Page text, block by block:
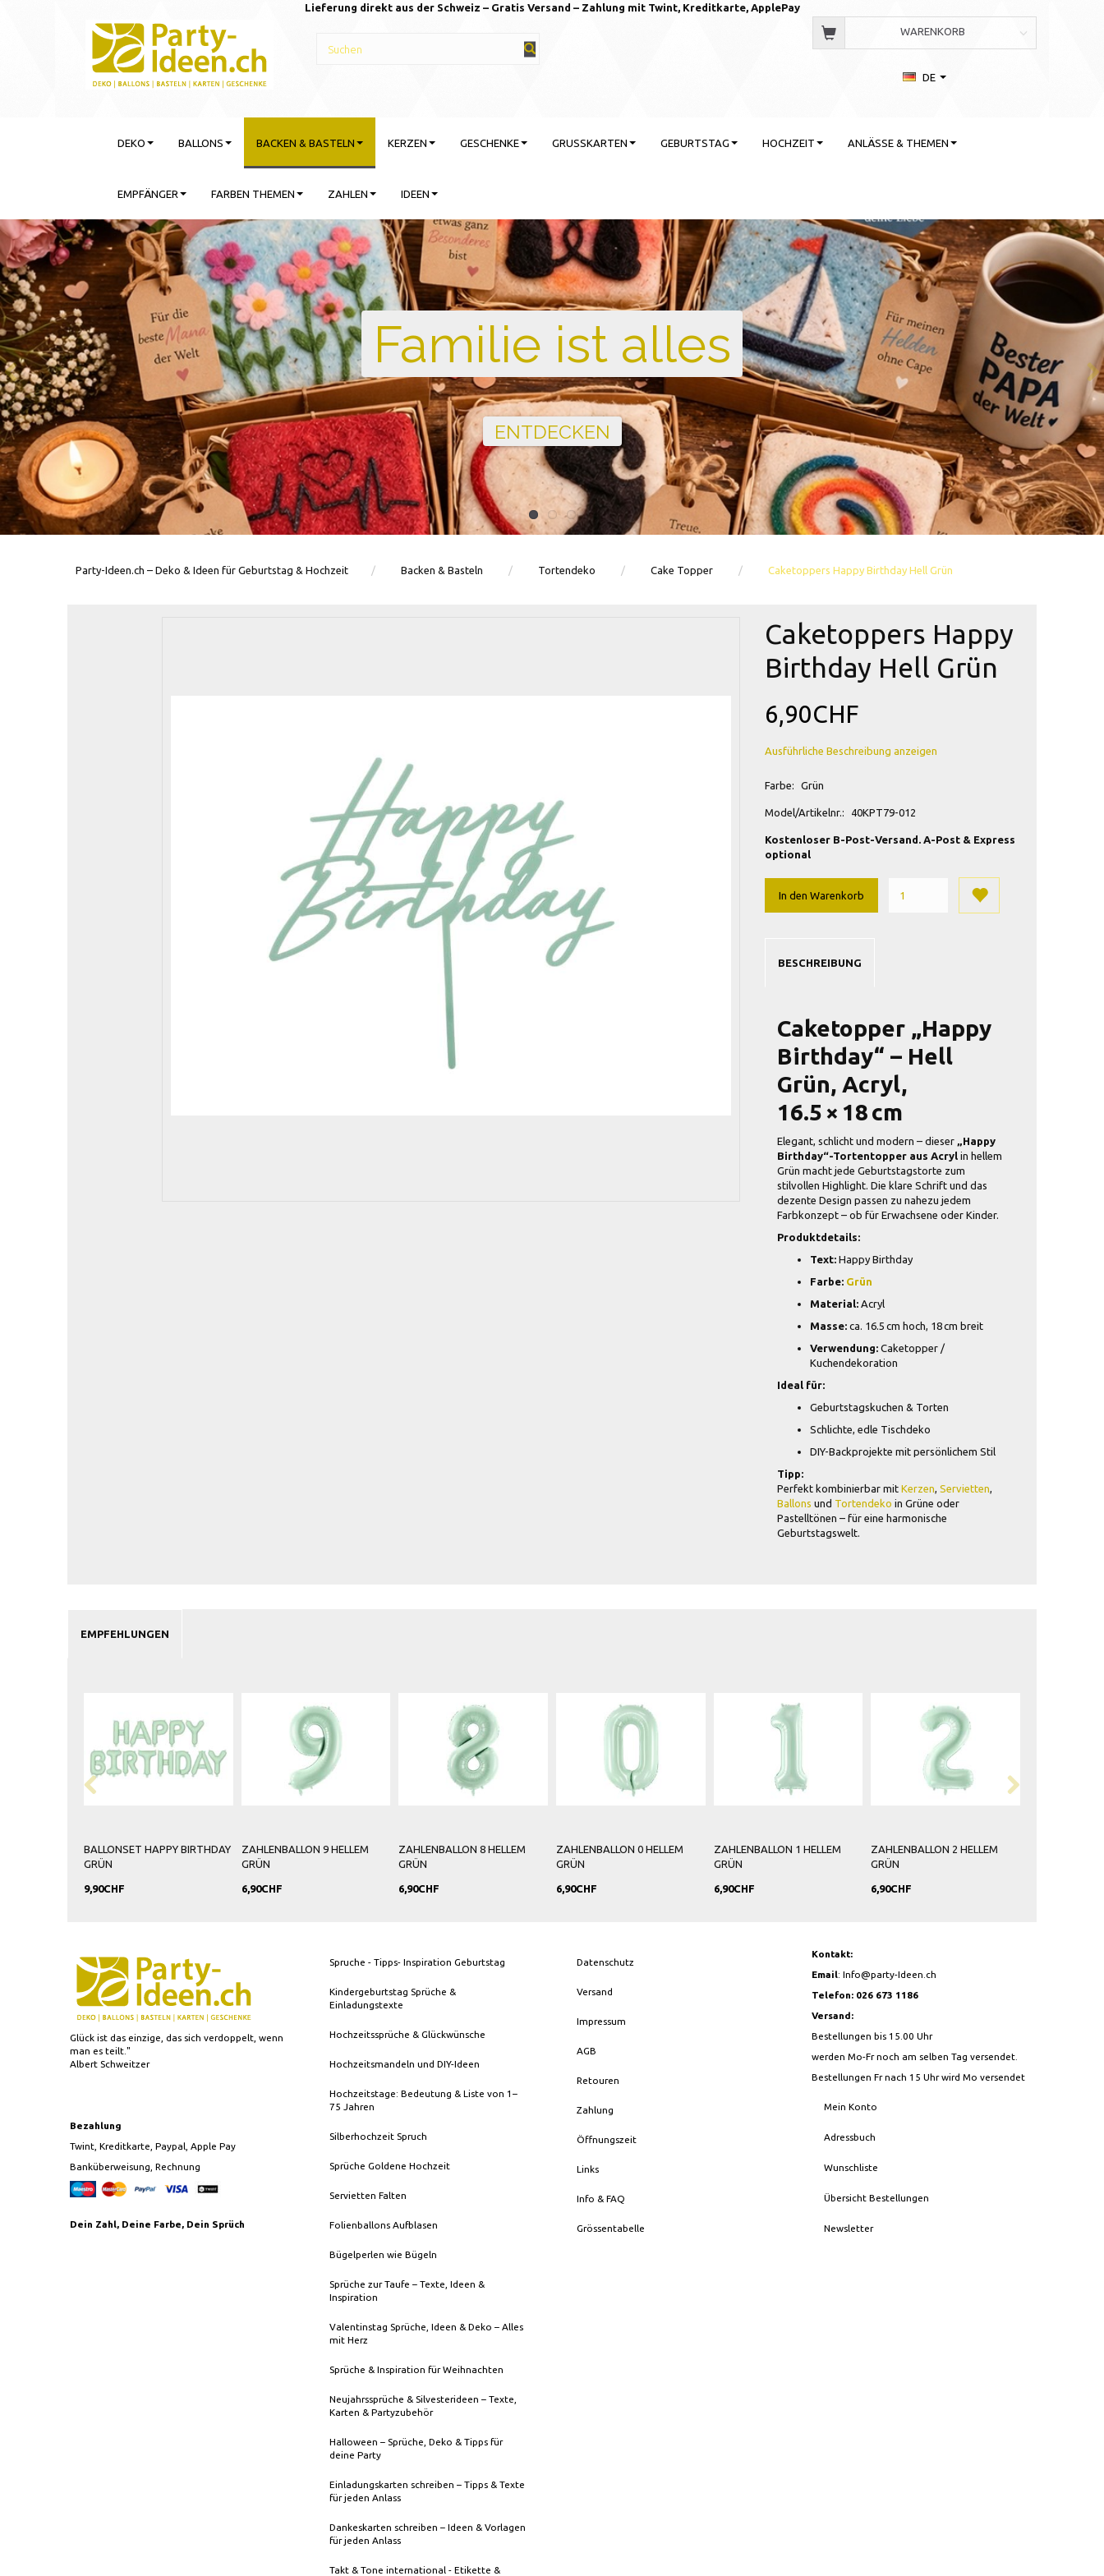
Lieferung direkt aus der Schweiz – Gratis Versand – Zahlung mit Twint, Kreditkarte, ApplePay
WARENKORB
DE
DEKO BALLONS BACKEN & BASTELN KERZEN GESCHENKE GRUSSKARTEN GEBURTSTAG HOCHZEIT ANLÄSSE & THEMEN
EMPFÄNGER FARBEN THEMEN ZAHLEN IDEEN
Geburtstag feiern mit Stil
Ballons · Tischdeko · Karten · Zahlen
GEBURTSTAGSDEKO ENTDECKEN
Party-Ideen.ch – Deko & Ideen für Geburtstag & Hochzeit Backen & Basteln Tortendeko Cake Topper Caketoppers Happy Birthday Hell Grün
Caketoppers Happy
Birthday Hell Grün
6,90CHF
Ausführliche Beschreibung anzeigen
Farbe: Grün
Model/Artikelnr.: 40KPT79-012
Kostenloser B-Post-Versand. A-Post & Express
optional
In den Warenkorb
BESCHREIBUNG
Caketopper „Happy
Birthday“ – Hell
Grün, Acryl,
16.5 × 18 cm
Elegant, schlicht und modern – dieser
„Happy
Birthday“-Tortentopper aus Acryl in hellem
Grün macht jede Geburtstagstorte zum
stilvollen Highlight. Die klare Schrift und das
dezente Design passen zu nahezu jedem
Farbkonzept – ob für Erwachsene oder Kinder.
Produktdetails:
Text:Happy Birthday
Farbe: Grün
Material:Acryl
Masse:ca. 16.5 cm hoch, 18 cm breit
Verwendung:Caketopper /
Kuchendekoration
Ideal für:
Geburtstagskuchen & Torten
Schlichte, edle Tischdeko
DIY-Backprojekte mit persönlichem Stil
Tipp:
Perfekt kombinierbar mit Kerzen Servietten
Ballons und Tortendeko in Grüne oder
Pastelltönen – für eine harmonische
Geburtstagswelt.
EMPFEHLUNGEN
BALLONSET HAPPY BIRTHDAY
GRÜN
9,90CHF
ZAHLENBALLON 9 HELLEM
GRÜN
6,90CHF
ZAHLENBALLON 8 HELLEM
GRÜN
6,90CHF
ZAHLENBALLON 0 HELLEM
GRÜN
6,90CHF
ZAHLENBALLON 1 HELLEM
GRÜN
6,90CHF
ZAHLENBALLON 2 HELLEM
GRÜN
6,90CHF
Glück ist das einzige, das sich verdoppelt, wenn
man es teilt."
Albert Schweitzer
Bezahlung
Twint, Kreditkarte, Paypal, Apple Pay
Banküberweisung, Rechnung
Dein Zahl, Deine Farbe, Dein Sprüch
Spruche - Tipps- Inspiration Geburtstag
Kindergeburtstag Sprüche &
Einladungstexte
Hochzeitssprüche & Glückwünsche
Hochzeitsmandeln und DIY-Ideen
Hochzeitstage: Bedeutung & Liste von 1–
75 Jahren
Silberhochzeit Spruch
Sprüche Goldene Hochzeit
Servietten Falten
Folienballons Aufblasen
Bügelperlen wie Bügeln
Sprüche zur Taufe – Texte, Ideen &
Inspiration
Valentinstag Sprüche, Ideen & Deko – Alles
mit Herz
Sprüche & Inspiration für Weihnachten
Neujahrssprüche & Silvesterideen – Texte,
Karten & Partyzubehör
Halloween – Sprüche, Deko & Tipps für
deine Party
Einladungskarten schreiben – Tipps & Texte
für jeden Anlass
Dankeskarten schreiben – Ideen & Vorlagen
für jeden Anlass
Takt & Tone international - Etikette &
Datenschutz
Versand
Impressum
AGB
Retouren
Zahlung
Öffnungszeit
Links
Info & FAQ
Grössentabelle
Kontakt:
Email:Info@party-Ideen.ch
Telefon: 026 673 1186
Versand:
Bestellungen bis 15.00 Uhr
werden Mo-Fr noch am selben Tag versendet.
Bestellungen Fr nach 15 Uhr wird Mo versendet
Mein Konto
Adressbuch
Wunschliste
Übersicht Bestellungen
Newsletter